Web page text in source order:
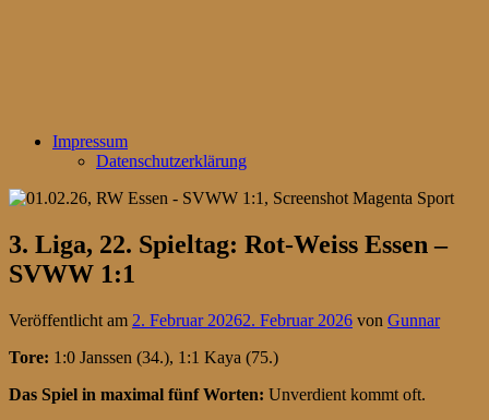
Impressum
Datenschutzerklärung
3. Liga, 22. Spieltag: Rot-Weiss Essen –
SVWW 1:1
Veröffentlicht am 2. Februar 20262. Februar 2026 von Gunnar
Tore: 1:0 Janssen (34.), 1:1 Kaya (75.)
Das Spiel in maximal fünf Worten: Unverdient kommt oft.